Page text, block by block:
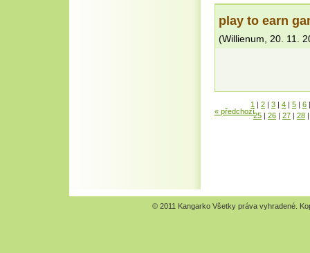
play to earn
(Willienum 20. 11.
« předchozí
1 | 2 | 3 | 4 | 5 | 6 |
25 | 26 | 27 | 28 |
© 2011 Kangarko Všetky práva vyhradené.